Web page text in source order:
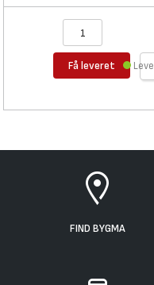
Få leveret
FIND BYGMA